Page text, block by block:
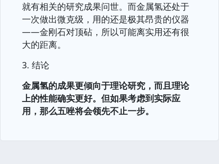
就有相关的研究成果问世。而金属氢还处于
一次做出微克级，用的还是极其昂贵的仪器
——金刚石对顶砧，所以可能离实用还有很
大的距离。
3. 结论
金属氢的成果更倾向于理论研究，而且理论
上的性能确实更好。但如果考虑到实际应
用，那么五唑将会领先不止一步。